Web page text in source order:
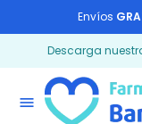
Envíos
Descarga
menu